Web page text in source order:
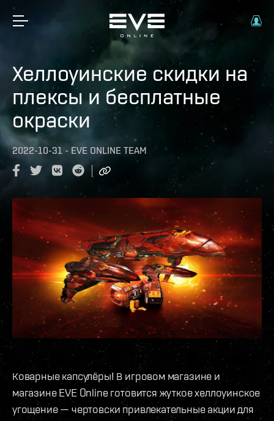
Хеллоуинские скидки на
плексы и бесплатные
окраски
2022-10-31 - EVE ONLINE TEAM
Коварные капсулёры! В игровом магазине и
магазине EVE Online готовится жуткое хеллоуинское
угощение — чертовски привлекательные акции для